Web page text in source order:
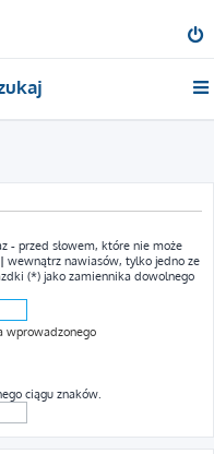
- przed słowem, które nie może
| wewnątrz nawiasów, tylko jedno ze
(*) jako zamiennika dowolnego
wprowadzonego
ciągu znaków.